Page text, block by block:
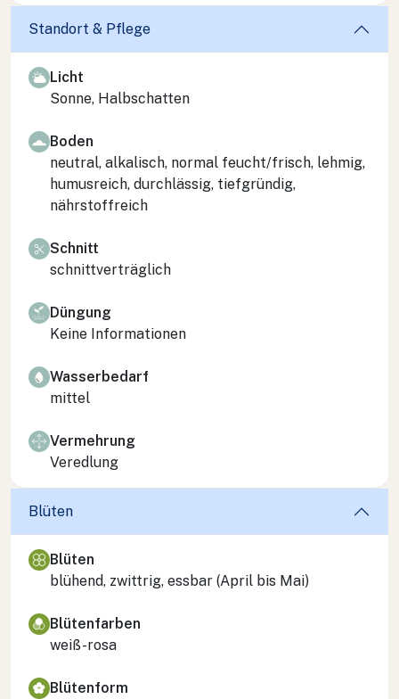
Standort & Pflege
Licht
Sonne, Halbschatten
Boden
neutral, alkalisch, normal feucht/frisch, lehmig,
humusreich, durchlässig, tiefgründig,
nährstoffreich
Schnitt
schnittverträglich
Düngung
Keine Informationen
Wasserbedarf
mittel
Vermehrung
Veredlung
Blüten
Blüten
blühend, zwittrig, essbar (April bis Mai)
Blütenfarben
weiß-rosa
Blütenform